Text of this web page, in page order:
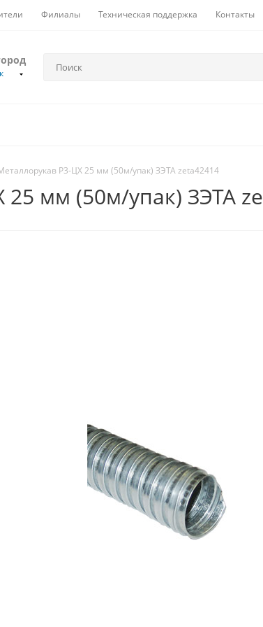
Филиалы Техническая поддержка Контакты
Р3-ЦХ 25 мм (50м/упак) ЗЭТА zeta42414
25 мм (50м/упак) ЗЭТА